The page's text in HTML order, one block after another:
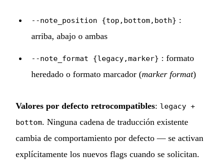
--note_position {top,bottom,both} :
arriba, abajo o ambas
--note_format {legacy,marker} : formato
heredado o formato marcador (marker format)
Valores por defecto retrocompatibles: legacy +
bottom. Ninguna cadena de traducción existente
cambia de comportamiento por defecto — se activan
explícitamente los nuevos flags cuando se solicitan.